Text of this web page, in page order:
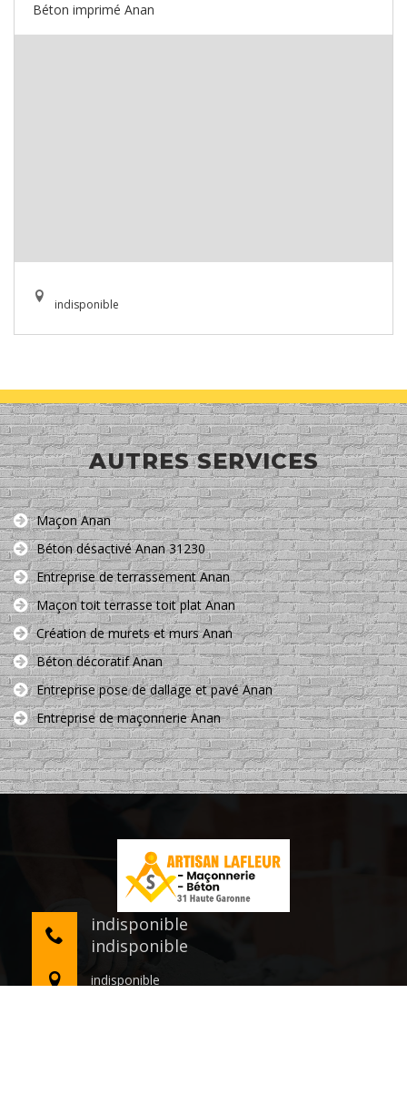
Béton imprimé Anan
indisponible
AUTRES SERVICES
Maçon Anan
Béton désactivé Anan 31230
Entreprise de terrassement Anan
Maçon toit terrasse toit plat Anan
Création de murets et murs Anan
Béton décoratif Anan
Entreprise pose de dallage et pavé Anan
Entreprise de maçonnerie Anan
indisponible
indisponible
indisponible